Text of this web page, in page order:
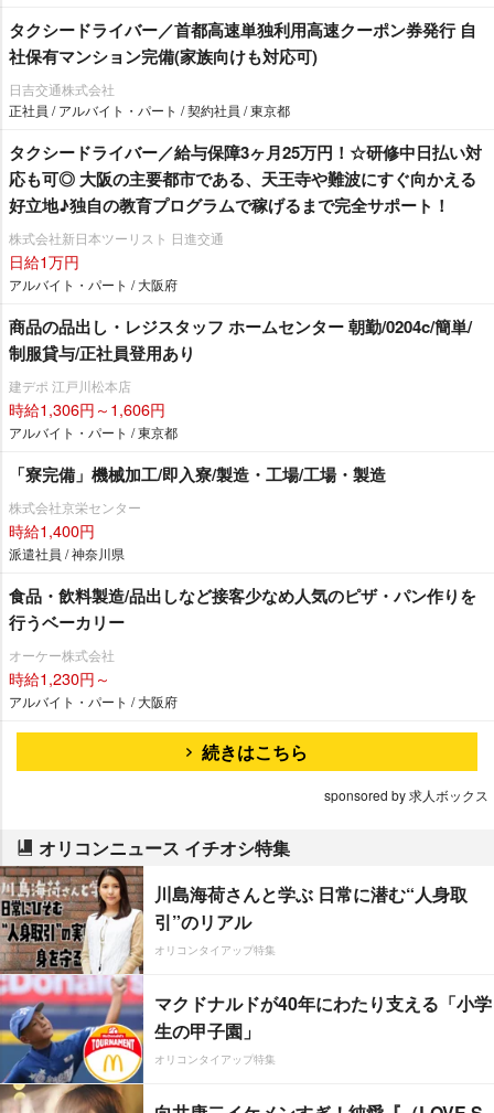
タクシードライバー／首都高速単独利用高速クーポン券発行 自
社保有マンション完備(家族向けも対応可)
日吉交通株式会社
正社員 / アルバイト・パート / 契約社員 / 東京都
タクシードライバー／給与保障3ヶ月25万円！☆研修中日払い対
応も可◎ 大阪の主要都市である、天王寺や難波にすぐ向かえる
好立地♪独自の教育プログラムで稼げるまで完全サポート！
株式会社新日本ツーリスト 日進交通
日給1万円
アルバイト・パート / 大阪府
商品の品出し・レジスタッフ ホームセンター 朝勤/0204c/簡単/
制服貸与/正社員登用あり
建デポ 江戸川松本店
時給1,306円～1,606円
アルバイト・パート / 東京都
「寮完備」機械加工/即入寮/製造・工場/工場・製造
株式会社京栄センター
時給1,400円
派遣社員 / 神奈川県
食品・飲料製造/品出しなど接客少なめ人気のピザ・パン作りを
行うベーカリー
オーケー株式会社
時給1,230円～
アルバイト・パート / 大阪府
続きはこちら
sponsored by 求人ボックス
オリコンニュース イチオシ特集
川島海荷さんと学ぶ 日常に潜む“人身取
引”のリアル
オリコンタイアップ特集
マクドナルドが40年にわたり支える「小学
生の甲子園」
オリコンタイアップ特集